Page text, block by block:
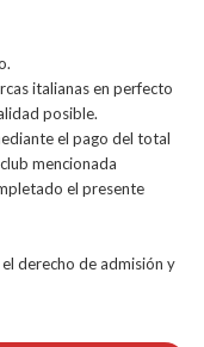
italianas en perfecto
posible.
el pago del total
mencionada
el presente
derecho de admisión y